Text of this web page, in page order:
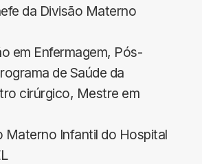
da Divisão Materno
em Enfermagem, Pós-
de Saúde da
cirúrgico, Mestre em
Materno Infantil do Hospital